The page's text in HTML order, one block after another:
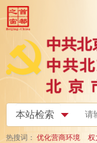
热搜词： 优化营商环境 权